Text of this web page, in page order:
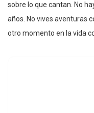
sobre lo que cantan. No
años. No vives aventuras
otro momento en la vida